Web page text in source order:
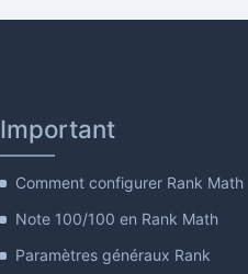
Important
Comment configurer Rank Math
Note 100/100 en Rank Math
Paramètres généraux Rank